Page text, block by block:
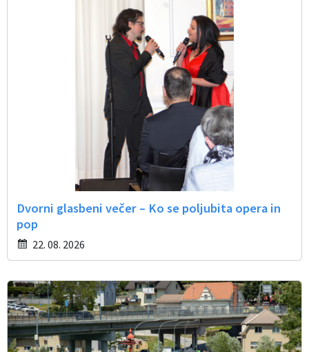
Dvorni glasbeni večer – Ko se poljubita opera in
pop
22. 08. 2026